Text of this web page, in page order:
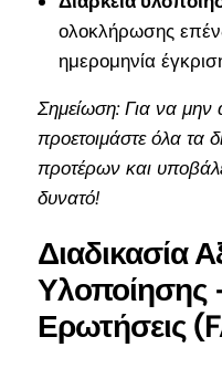
ολοκλήρωσης
ημερομηνία
Σημείωση: Για να μην
προετοιμάστε όλα τα
προτέρων και
δυνατό!
Διαδικασία
Υλοποίησης
Ερωτήσεις